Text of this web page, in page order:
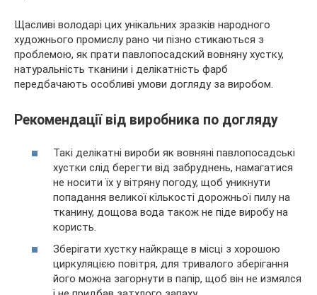
Щасливі володарі цих унікальних зразків народного
художнього промислу рано чи пізно стикаються з
проблемою, як прати павлопосадский вовняну хустку,
натуральність тканини і делікатність фарб
передбачають особливі умови догляду за виробом.
Рекомендації від виробника по догляду
Такі делікатні вироби як вовняні павлопосадські
хустки слід берегти від забруднень, намагатися
не носити їх у вітряну погоду, щоб уникнути
попадання великої кількості дорожньої пилу на
тканину, дощова вода також не піде виробу на
користь.
Зберігати хустку найкраще в місці з хорошою
циркуляцією повітря, для тривалого зберігання
його можна загорнути в папір, щоб він не измялся